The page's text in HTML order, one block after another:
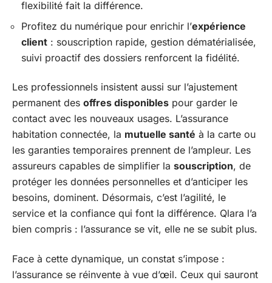
flexibilité fait la différence.
Profitez du numérique pour enrichir l’expérience
client : souscription rapide, gestion dématérialisée,
suivi proactif des dossiers renforcent la fidélité.
Les professionnels insistent aussi sur l’ajustement
permanent des offres disponibles pour garder le
contact avec les nouveaux usages. L’assurance
habitation connectée, la mutuelle santé à la carte ou
les garanties temporaires prennent de l’ampleur. Les
assureurs capables de simplifier la souscription, de
protéger les données personnelles et d’anticiper les
besoins, dominent. Désormais, c’est l’agilité, le
service et la confiance qui font la différence. Qlara l’a
bien compris : l’assurance se vit, elle ne se subit plus.
Face à cette dynamique, un constat s’impose :
l’assurance se réinvente à vue d’œil. Ceux qui sauront